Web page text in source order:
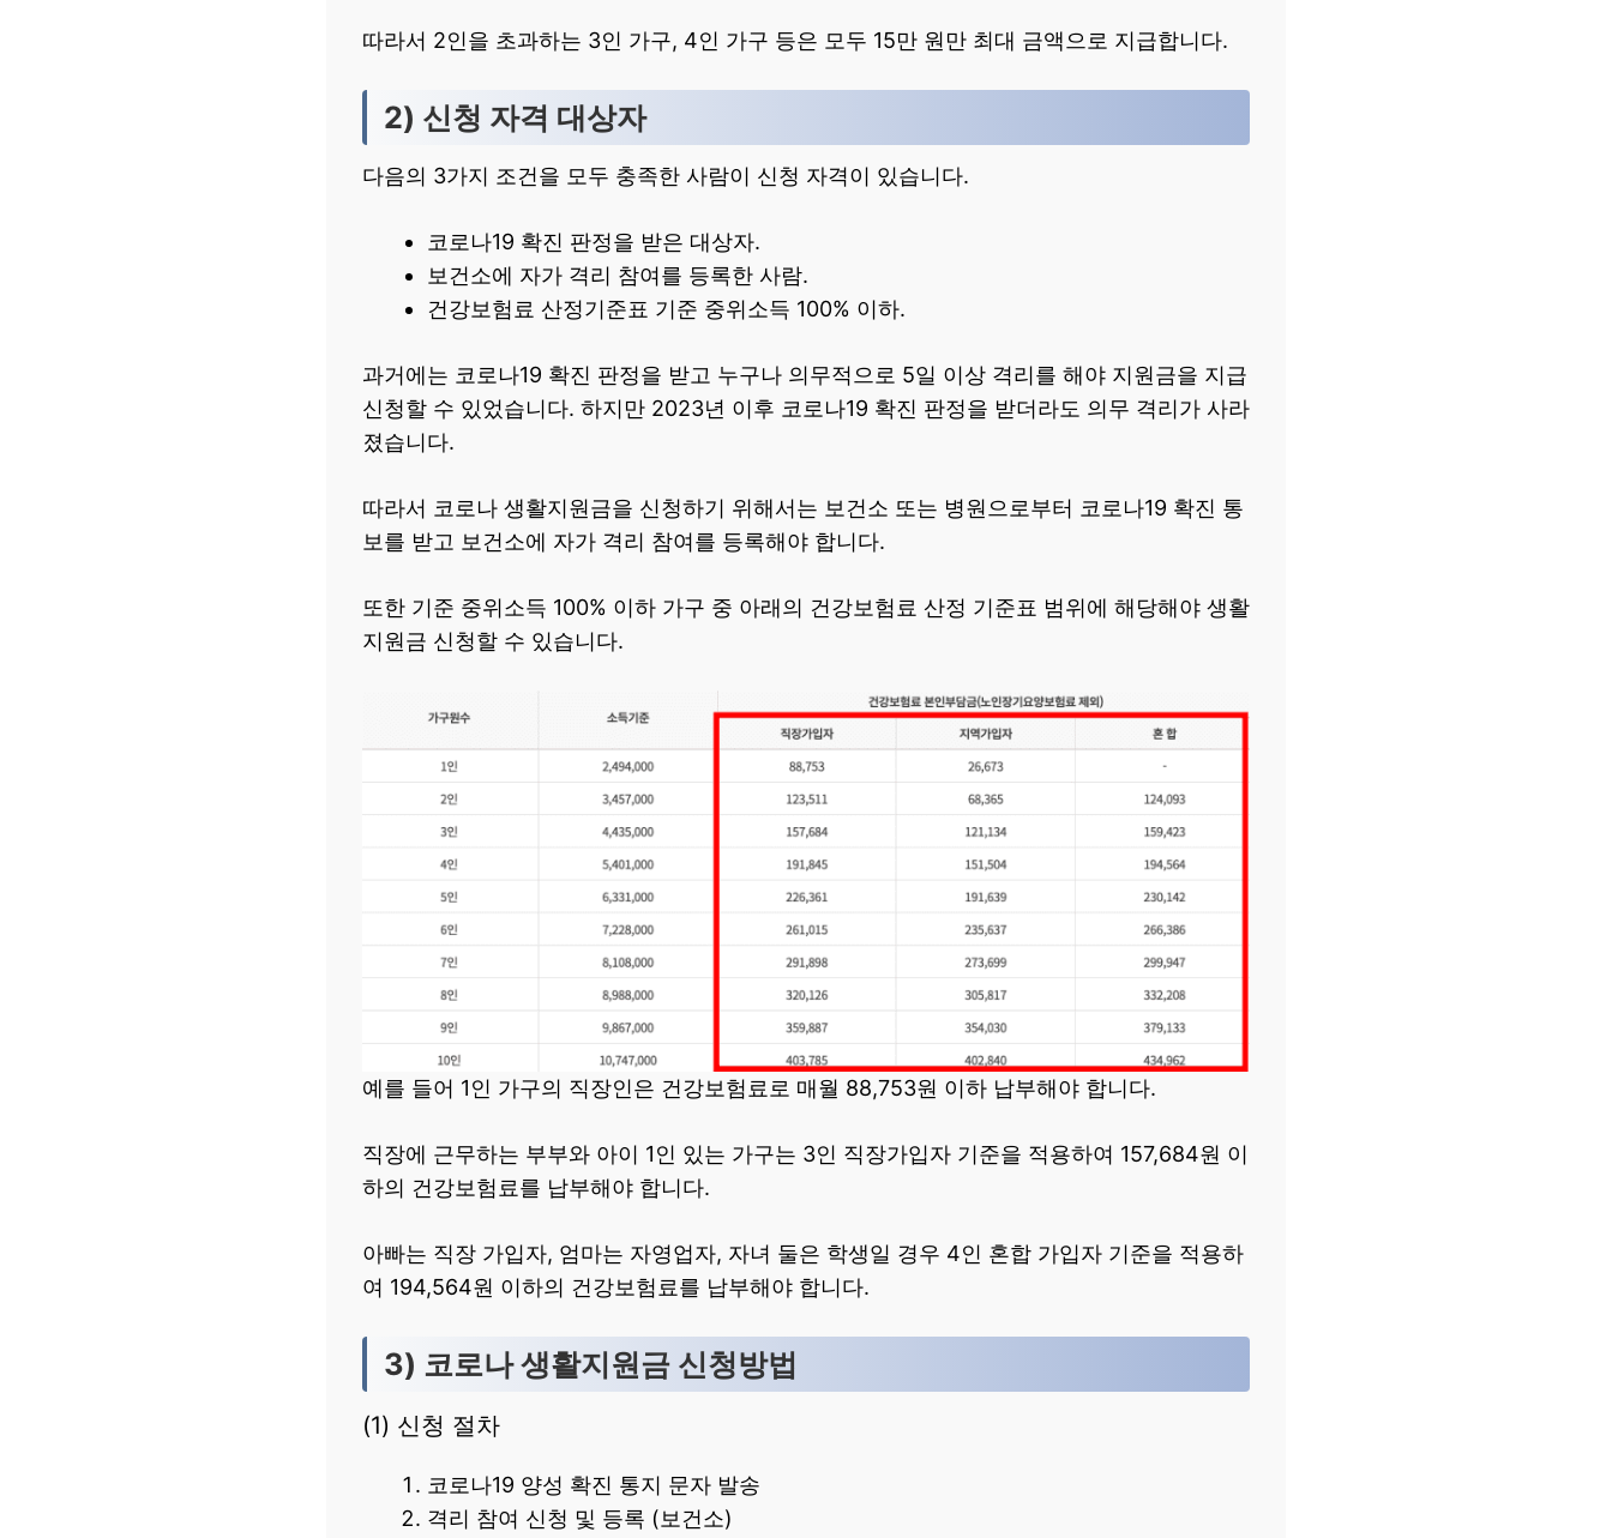
따라서 2인을 초과하는 3인 가구, 4인 가구 등은 모두 15만 원만 최대 금액으로 지급합니다.
2) 신청 자격 대상자
다음의 3가지 조건을 모두 충족한 사람이 신청 자격이 있습니다.
코로나19 확진 판정을 받은 대상자.
보건소에 자가 격리 참여를 등록한 사람.
건강보험료 산정기준표 기준 중위소득 100% 이하.
과거에는 코로나19 확진 판정을 받고 누구나 의무적으로 5일 이상 격리를 해야 지원금을 지급
신청할 수 있었습니다. 하지만 2023년 이후 코로나19 확진 판정을 받더라도 의무 격리가 사라
졌습니다.
따라서 코로나 생활지원금을 신청하기 위해서는 보건소 또는 병원으로부터 코로나19 확진 통
보를 받고 보건소에 자가 격리 참여를 등록해야 합니다.
또한 기준 중위소득 100% 이하 가구 중 아래의 건강보험료 산정 기준표 범위에 해당해야 생활
지원금 신청할 수 있습니다.
예를 들어 1인 가구의 직장인은 건강보험료로 매월 88,753원 이하 납부해야 합니다.
직장에 근무하는 부부와 아이 1인 있는 가구는 3인 직장가입자 기준을 적용하여 157,684원 이
하의 건강보험료를 납부해야 합니다.
아빠는 직장 가입자, 엄마는 자영업자, 자녀 둘은 학생일 경우 4인 혼합 가입자 기준을 적용하
여 194,564원 이하의 건강보험료를 납부해야 합니다.
3) 코로나 생활지원금 신청방법
(1) 신청 절차
코로나19 양성 확진 통지 문자 발송
격리 참여 신청 및 등록 (보건소)